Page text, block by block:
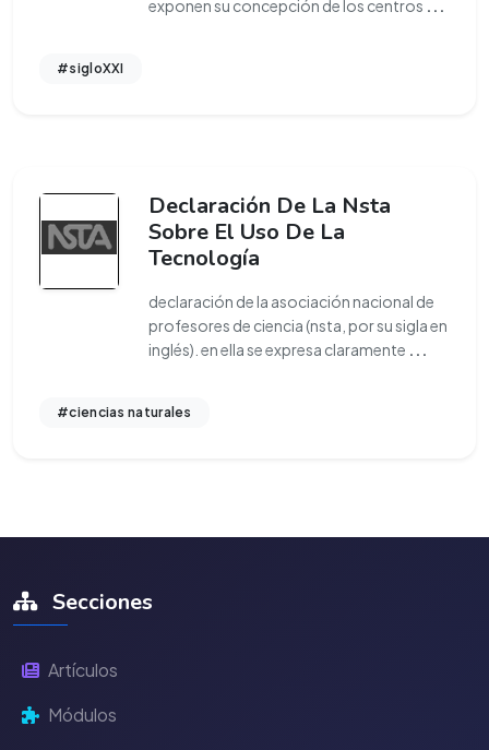
exponen su concepción de los centros ...
#sigloXXI
Declaración De La Nsta
Sobre El Uso De La
Tecnología
declaración de la asociación nacional de
profesores de ciencia (nsta, por su sigla en
inglés). en ella se expresa claramente ...
#ciencias naturales
Secciones
Artículos
Módulos